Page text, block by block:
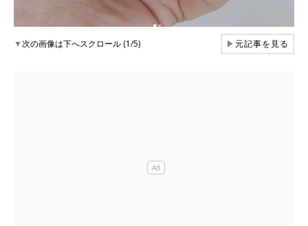
▼次の画像は下へスクロール (1/5) ▶元記事を見る